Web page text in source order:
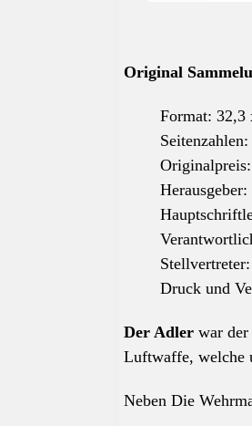
Original
Format: 32,3
Druck und
Der Adler war
Luftwaffe, welche
Neben Die